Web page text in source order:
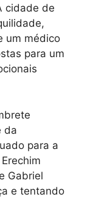
cidade de
um médico
para um
da
para a
Gabriel
e tentando